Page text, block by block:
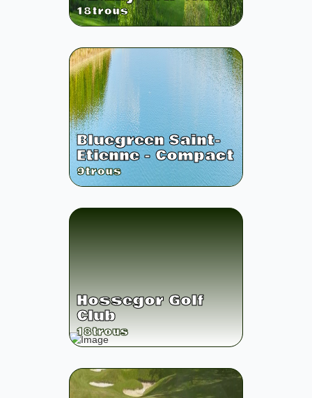
18trous
Bluegreen Saint-
Etienne - Compact
9trous
Hossegor Golf
Club
18trous